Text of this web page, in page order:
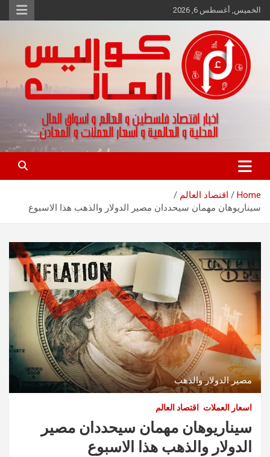
Skip
to
الخميس, أغسطس 6, 2026
كواليس المال
اخبار اقتصاد فلسطين و العالم و تقارير اسواق المال و العملات
Home
اقتصاد العالم
سيناريوهان مهمان سيحددان مصير الدولار والذهب هذا الاسبوع
مصير الدولار والذهب
اسعار العملات اقتصاد العالم
سيناريوهان مهمان سيحددان مصير
الدولار والذهب هذا الاسبوع